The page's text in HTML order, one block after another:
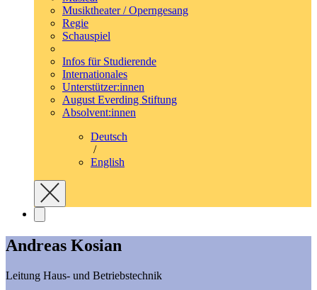
Musiktheater / Operngesang
Regie
Schauspiel
Infos für Studierende
Internationales
Unterstützer:innen
August Everding Stiftung
Absolvent:innen
Deutsch
/
English
Andreas Kosian
Leitung Haus- und Betriebstechnik